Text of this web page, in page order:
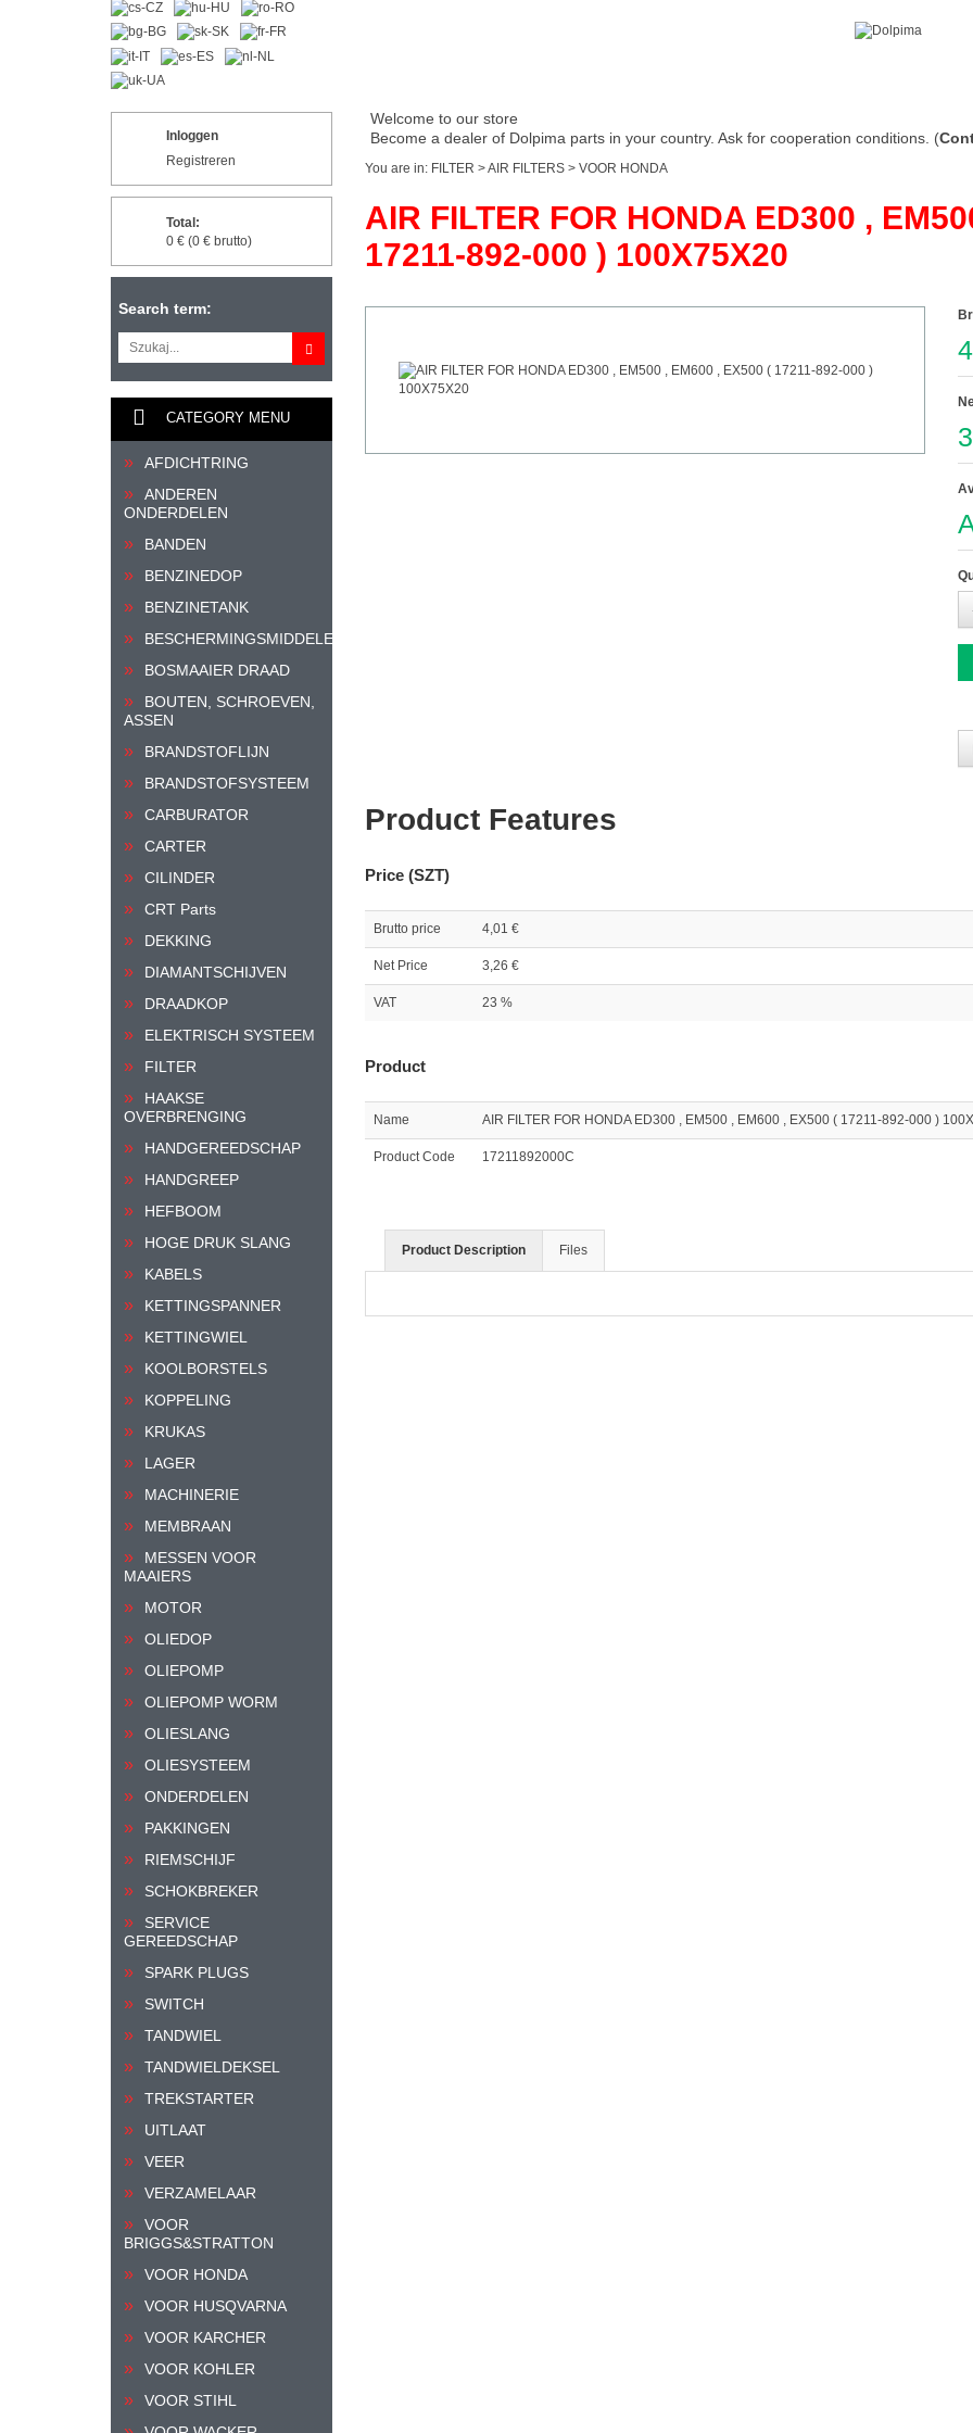
Inloggen
Registreren
Total:
0 € (0 € brutto)
Search term:
CATEGORY MENU
AFDICHTRING
ANDEREN
ONDERDELEN
BANDEN
BENZINEDOP
BENZINETANK
BESCHERMINGSMIDDELEN
BOSMAAIER DRAAD
BOUTEN, SCHROEVEN,
ASSEN
BRANDSTOFLIJN
BRANDSTOFSYSTEEM
CARBURATOR
CARTER
CILINDER
CRT Parts
DEKKING
DIAMANTSCHIJVEN
DRAADKOP
ELEKTRISCH SYSTEEM
FILTER
HAAKSE
OVERBRENGING
HANDGEREEDSCHAP
HANDGREEP
HEFBOOM
HOGE DRUK SLANG
KABELS
KETTINGSPANNER
KETTINGWIEL
KOOLBORSTELS
KOPPELING
KRUKAS
LAGER
MACHINERIE
MEMBRAAN
MESSEN VOOR
MAAIERS
MOTOR
OLIEDOP
OLIEPOMP
OLIEPOMP WORM
OLIESLANG
OLIESYSTEEM
ONDERDELEN
PAKKINGEN
RIEMSCHIJF
SCHOKBREKER
SERVICE
GEREEDSCHAP
SPARK PLUGS
SWITCH
TANDWIEL
TANDWIELDEKSEL
TREKSTARTER
UITLAAT
VEER
VERZAMELAAR
VOOR
BRIGGS&STRATTON
VOOR HONDA
VOOR HUSQVARNA
VOOR KARCHER
VOOR KOHLER
VOOR STIHL
Welcome to our store
Become a dealer of Dolpima parts in your country. Ask for cooperation conditions. (
You are in: FILTER >AIR FILTERS > VOOR HONDA
AIR FILTER FOR HONDA ED300 ,
17211-892-000 ) 100X75X20
Product Features
Price (SZT)
Brutto price 4,01 €
Net Price 3,26 €
VAT 23 %
Product
Name AIR FILTER FOR HONDA ED300 , EM500 , EM600 , EX500 ( 17211-892-000 )
Product Code 17211892000C
Product Description Files